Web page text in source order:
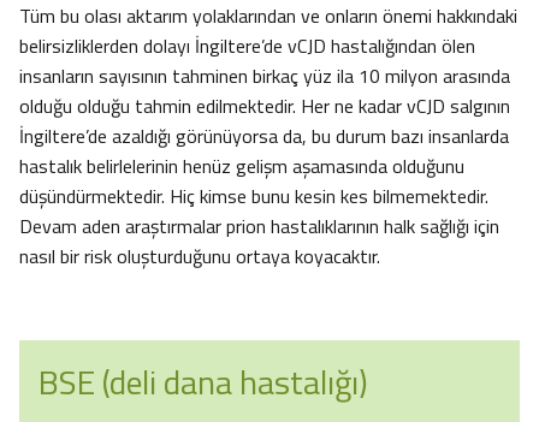
Tüm bu olası aktarım yolaklarından ve onların önemi hakkındaki
belirsizliklerden dolayı İngiltere’de vCJD hastalığından ölen
insanların sayısının tahminen birkaç yüz ila 10 milyon arasında
olduğu olduğu tahmin edilmektedir. Her ne kadar vCJD salgının
İngiltere’de azaldığı görünüyorsa da, bu durum bazı insanlarda
hastalık belirlelerinin henüz gelişm aşamasında olduğunu
düşündürmektedir. Hiç kimse bunu kesin kes bilmemektedir.
Devam aden araştırmalar prion hastalıklarının halk sağlığı için
nasıl bir risk oluşturduğunu ortaya koyacaktır.
BSE (deli dana hastalığı)